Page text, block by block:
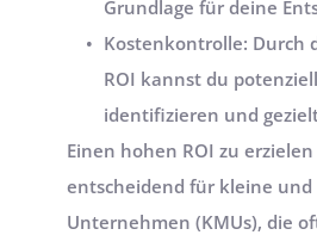
Grundlage für deine
Kostenkontrolle: Durch
ROI kannst du
identifizieren und
Einen hohen ROI zu
entscheidend für kleine
Unternehmen (KMUs), die